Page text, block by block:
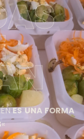
ESUNA FORMA
«